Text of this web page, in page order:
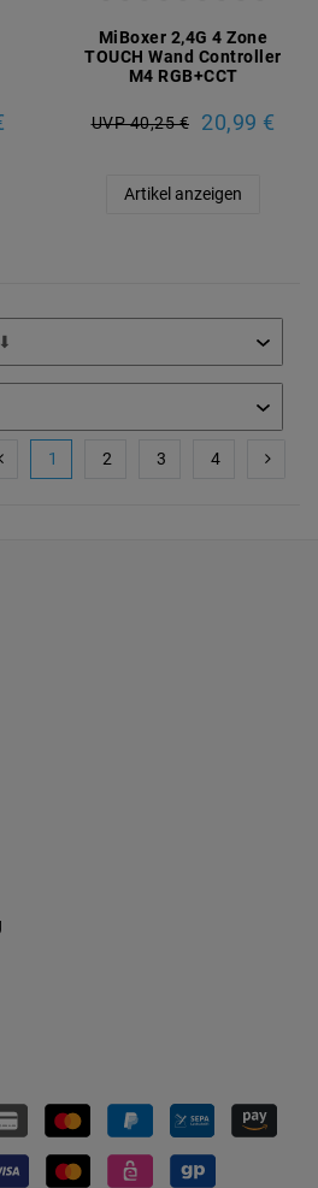
MiBoxer 2,4G 4 Zone
TOUCH Wand Controller
M4 RGB+CCT
UVP 40,25 € 20,99 €
Artikel anzeigen
1 2 3 4